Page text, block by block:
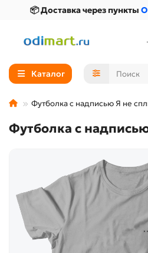
📦 Доставка через пункты
Каталог
Футболка с надписью Я не
Футболка с